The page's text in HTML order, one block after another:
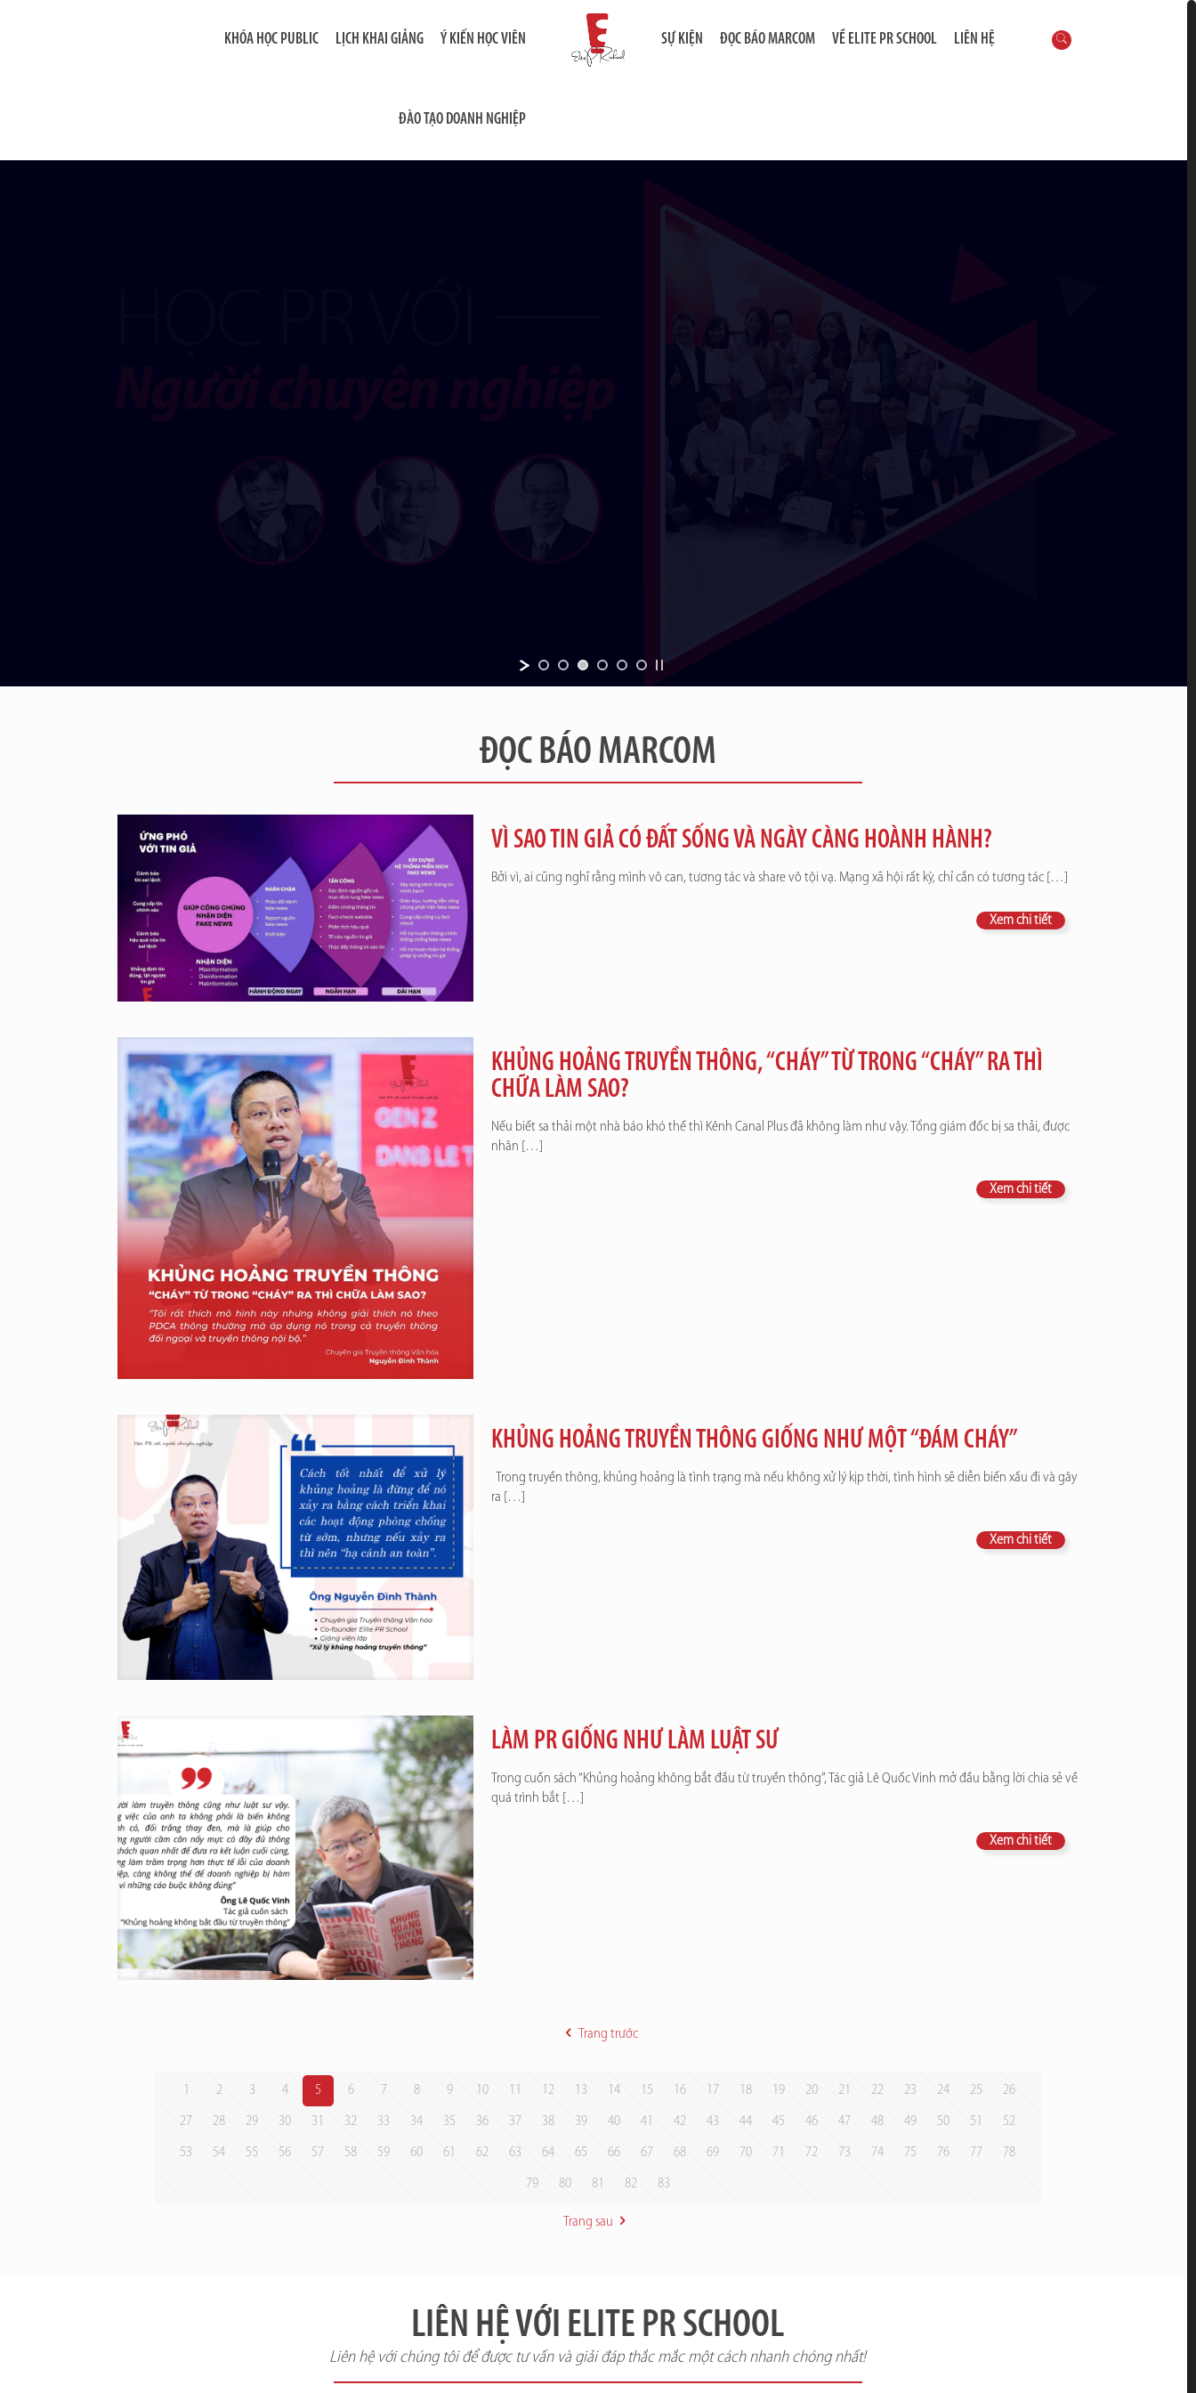
KHÓA HỌC PUBLIC LỊCH KHAI GIẢNG Ý KIẾN HỌC VIÊN
ĐÀO TẠO DOANH NGHIỆP
SỰ KIỆN ĐỌC BÁO MARCOM VỀ ELITE PR SCHOOL LIÊN HỆ
ĐỌC BÁO MARCOM
VÌ SAO TIN GIẢ CÓ ĐẤT SỐNG VÀ NGÀY CÀNG HOÀNH HÀNH?
Bởi vì, ai cũng nghĩ rằng mình vô can, tương tác và share vô tội vạ. Mạng xã hội rất kỳ, chỉ cần có tương tác[…]
Xem chi tiết
KHỦNG HOẢNG TRUYỀN THÔNG, “CHÁY” TỪ TRONG “CHÁY” RA THÌ
CHỮA LÀM SAO?
Nếu biết sa thải một nhà báo khó thế thì Kênh Canal Plus đã không làm như vậy. Tổng giám đốc bị sa thải, được
nhân […]
Xem chi tiết
KHỦNG HOẢNG TRUYỀN THÔNG GIỐNG NHƯ MỘT “ĐÁM CHÁY”
Trong truyền thông, khủng hoảng là tình trạng mà nếu không xử lý kịp thời, tình hình sẽ diễn biến xấu đi và gây
ra […]
Xem chi tiết
LÀM PR GIỐNG NHƯ LÀM LUẬT SƯ
Trong cuốn sách “Khủng hoảng không bắt đầu từ truyền thông”, Tác giả Lê Quốc Vinh mở đầu bằng lời chia sẻ về
quá trình bắt […]
Xem chi tiết
Trang trước
1 2 3 4 5 6 7 8 9 10 11 12 13 14 15 16 17 18 19 20 21 22 23 24 25 26
27 28 29 30 31 32 33 34 35 36 37 38 39 40 41 42 43 44 45 46 47 48 49 50 51 52
53 54 55 56 57 58 59 60 61 62 63 64 65 66 67 68 69 70 71 72 73 74 75 76 77 78
79 80 81 82 83
Trang sau
LIÊN HỆ VỚI ELITE PR SCHOOL
Liên hệ với chúng tôi để được tư vấn và giải đáp thắc mắc một cách nhanh chóng nhất!